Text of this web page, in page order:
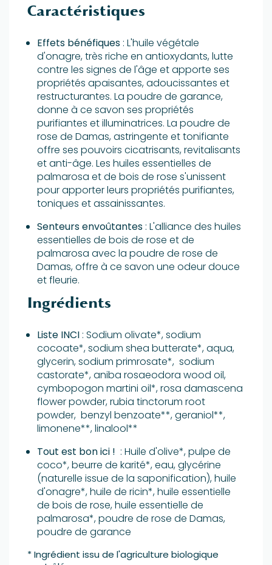
Caractéristiques
Effets bénéfiques : L'huile végétale
d'onagre, très riche en antioxydants, lutte
contre les signes de l'âge et apporte ses
propriétés apaisantes, adoucissantes et
restructurantes. La poudre de garance,
donne à ce savon ses propriétés
purifiantes et illuminatrices. La poudre de
rose de Damas, astringente et tonifiante
offre ses pouvoirs cicatrisants, revitalisants
et anti-âge. Les huiles essentielles de
palmarosa et de bois de rose s'unissent
pour apporter leurs propriétés purifiantes,
toniques et assainissantes.
Senteurs envoûtantes : L'alliance des huiles
essentielles de bois de rose et de
palmarosa avec la poudre de rose de
Damas, offre à ce savon une odeur douce
et fleurie.
Ingrédients
Liste INCI : Sodium olivate*, sodium
cocoate*, sodium shea butterate*, aqua,
glycerin, sodium primrosate*, sodium
castorate*, aniba rosaeodora wood oil,
cymbopogon martini oil*, rosa damascena
flower powder, rubia tinctorum root
powder, benzyl benzoate**, geraniol**,
limonene**, linalool**
Tout est bon ici ! : Huile d'olive*, pulpe de
coco*, beurre de karité*, eau, glycérine
(naturelle issue de la saponification), huile
d'onagre*, huile de ricin*, huile essentielle
de bois de rose, huile essentielle de
palmarosa*, poudre de rose de Damas,
poudre de garance
* Ingrédient issu de l'agriculture biologique